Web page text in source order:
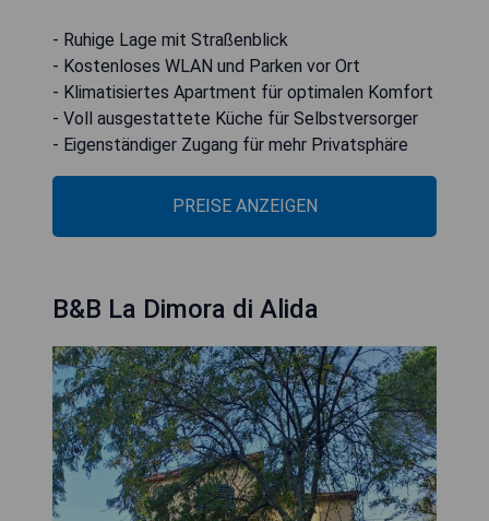
- Ruhige Lage mit Straßenblick
- Kostenloses WLAN und Parken vor Ort
- Klimatisiertes Apartment für optimalen Komfort
- Voll ausgestattete Küche für Selbstversorger
- Eigenständiger Zugang für mehr Privatsphäre
PREISE ANZEIGEN
B&B La Dimora di Alida